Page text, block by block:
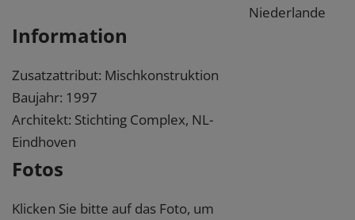
Information
Zusatzattribut: Mischkonstruktion
Baujahr: 1997
Architekt: Stichting Complex, NL-
Eindhoven
Fotos
Klicken Sie bitte auf das Foto, um
Niederlande